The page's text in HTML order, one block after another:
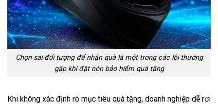
Chọn sai đối tượng để nhận quà là một trong các lỗi thường
gặp khi đặt nón bảo hiểm quà tặng
Khi không xác định rõ mục tiêu quà tặng, doanh nghiệp dễ rơi